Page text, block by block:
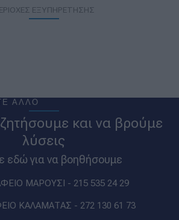
ΕΞΥΠΗΡΕΤΗΣΗΣ
ΑΛΛΟ
και να βρούμε
λύσεις
εδώ για να βοηθήσουμε
ΜΑΡΟΥΣΙ - 215 535 24 29
ΚΑΛΑΜΑΤΑΣ - 272 130 61 73